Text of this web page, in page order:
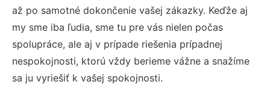
až po samotné dokončenie vašej zákazky. Keďže aj
my sme iba ľudia, sme tu pre vás nielen počas
spolupráce, ale aj v prípade riešenia prípadnej
nespokojnosti, ktorú vždy berieme vážne a snažíme
sa ju vyriešiť k vašej spokojnosti.